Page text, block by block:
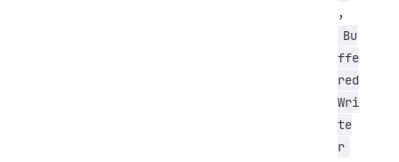
，
Bu
ffe
red
Wri
te
r